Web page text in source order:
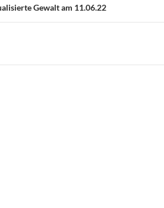
Gewalt am 11.06.22